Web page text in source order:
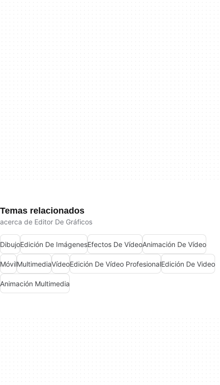
Temas relacionados
acerca de Editor De Gráficos
DibujoEdición De ImágenesEfectos De VídeoAnimación De Vídeo
MóvilMultimediaVídeoEdición De Vídeo ProfesionalEdición De Video
Animación Multimedia